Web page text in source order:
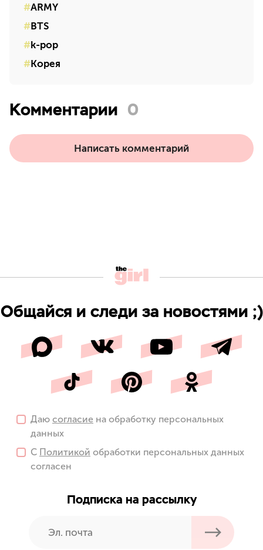
ARMY
BTS
k-pop
Корея
Комментарии 0
Написать комментарий
Общайся и следи за новостями ;)
Даю согласие на обработку персональных
данных
С Политикой обработки персональных данных
согласен
Подписка на рассылку